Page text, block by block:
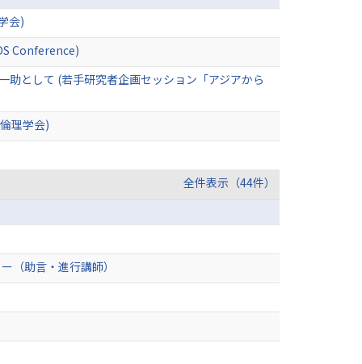
会)
Conference)
として (若手研究者企画セッション「アジアから
理学会)
全件表示（44件）
（助言・進行講師）